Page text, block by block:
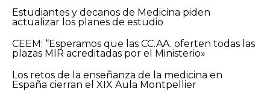
Estudiantes y decanos de Medicina piden
actualizar los planes de estudio
CEEM: “Esperamos que las CC.AA. oferten todas las
plazas MIR acreditadas por el Ministerio»
Los retos de la enseñanza de la medicina en
España cierran el XIX Aula Montpellier